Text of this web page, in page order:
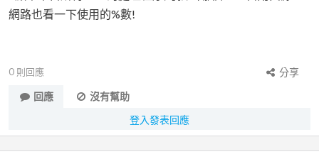
網路也看一下使用的%數!
0 則回應
分享
回應
沒有幫助
登入發表回應